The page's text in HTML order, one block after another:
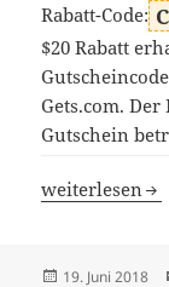
Rabatt-Code:
$20 Rabatt
Gets.com.
Gutschein
Gets Gutscheine
weiterlesen
Veröffentlicht
19. Juni 2018